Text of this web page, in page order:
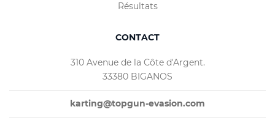
Résultats
CONTACT
310 Avenue de la Côte d'Argent.
33380 BIGANOS
karting@topgun-evasion.com